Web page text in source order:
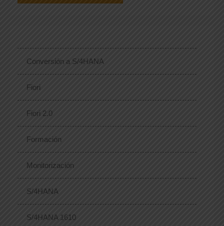
Conversión a S/4HANA
Fiori
Fiori 2.0
Formación
Monitorización
S/4HANA
S/4HANA 1610